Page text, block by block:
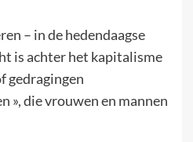
– in de hedendaagse
is achter het kapitalisme
gedragingen
», die vrouwen en mannen